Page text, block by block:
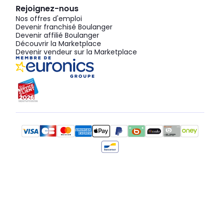
Rejoignez-nous
Nos offres d'emploi
Devenir franchisé Boulanger
Devenir affilié Boulanger
Découvrir la Marketplace
Devenir vendeur sur la Marketplace